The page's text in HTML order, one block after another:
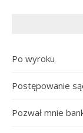
Po wyroku
Postępowanie
Pozwał mnie